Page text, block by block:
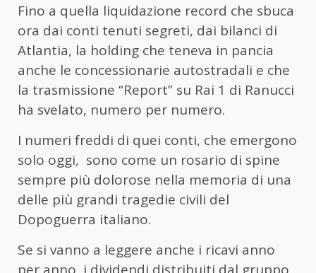
Fino a quella liquidazione record che sbuca
ora dai conti tenuti segreti, dai bilanci di
Atlantia, la holding che teneva in pancia
anche le concessionarie autostradali e che
la trasmissione “Report” su Rai 1 di Ranucci
ha svelato, numero per numero.
I numeri freddi di quei conti, che emergono
solo oggi, sono come un rosario di spine
sempre più dolorose nella memoria di una
delle più grandi tragedie civili del
Dopoguerra italiano.
Se si vanno a leggere anche i ricavi anno
per anno, i dividendi distribuiti dal gruppo